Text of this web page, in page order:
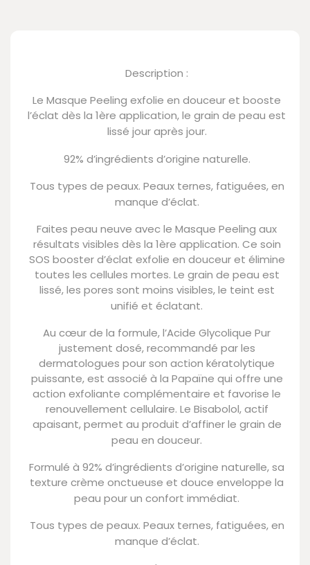
Description :
Le Masque Peeling exfolie en douceur et booste
l’éclat dès la 1ère application, le grain de peau est
lissé jour après jour.
92% d’ingrédients d’origine naturelle.
Tous types de peaux. Peaux ternes, fatiguées, en
manque d’éclat.
Faites peau neuve avec le Masque Peeling aux
résultats visibles dès la 1ère application. Ce soin
SOS booster d’éclat exfolie en douceur et élimine
toutes les cellules mortes. Le grain de peau est
lissé, les pores sont moins visibles, le teint est
unifié et éclatant.
Au cœur de la formule, l’Acide Glycolique Pur
justement dosé, recommandé par les
dermatologues pour son action kératolytique
puissante, est associé à la Papaïne qui offre une
action exfoliante complémentaire et favorise le
renouvellement cellulaire. Le Bisabolol, actif
apaisant, permet au produit d’affiner le grain de
peau en douceur.
Formulé à 92% d’ingrédients d’origine naturelle, sa
texture crème onctueuse et douce enveloppe la
peau pour un confort immédiat.
Tous types de peaux. Peaux ternes, fatiguées, en
manque d’éclat.